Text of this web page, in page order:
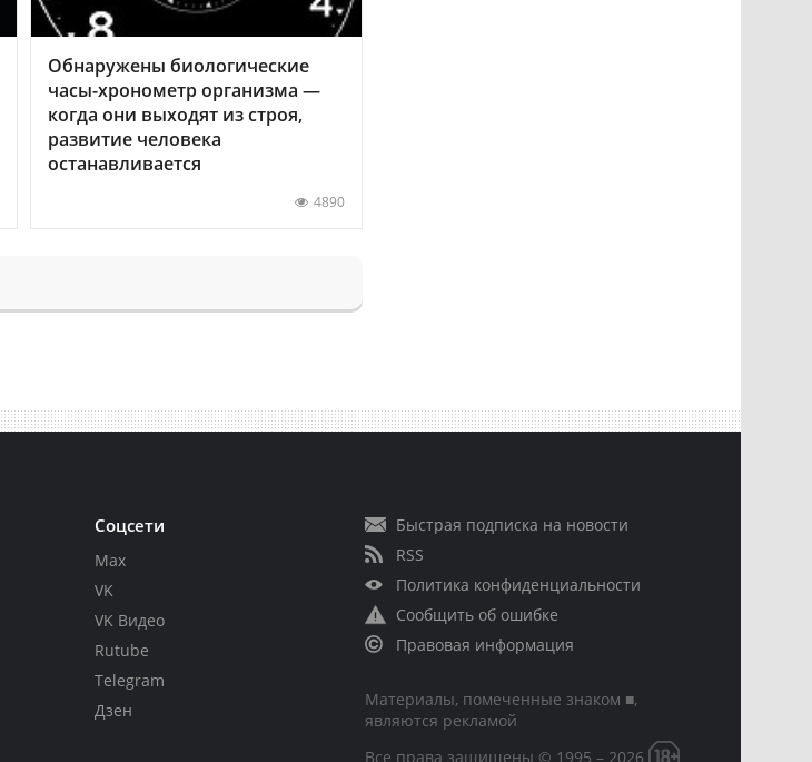
Обнаружены биологические
часы-хронометр организма —
когда они выходят из строя,
развитие человека
останавливается
4890
Соцсети
Max
VK
VK Видео
Rutube
Telegram
Дзен
Быстрая подписка на новости
RSS
Политика конфиденциальности
Сообщить об ошибке
Правовая информация
Материалы, помеченные знаком ■,
являются рекламой
Все права защищены © 1995 – 2026